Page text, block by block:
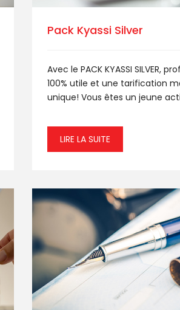
Pack Kyassi Silver
Avec le PACK KYASSI SILVER,
100% utile et une tarification
unique! Vous êtes un jeune
LIRE LA SUITE